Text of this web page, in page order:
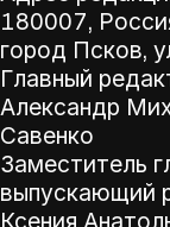
180007,
город Псков,
Главный
Александр
Савенко
Заместитель
выпускающий